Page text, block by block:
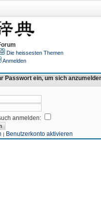
Die heissesten Themen
Anmelden
Passwort ein, um sich
anmelden:
| Benutzerkonto aktivieren